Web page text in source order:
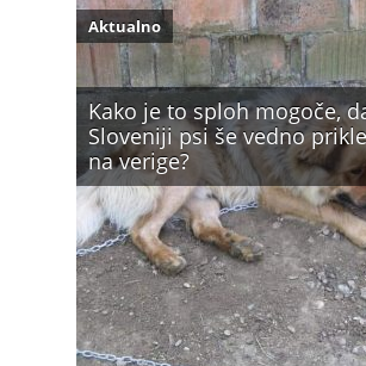
Kako je to sploh mogoče,
Sloveniji psi še vedno
na verige?
Aktualno